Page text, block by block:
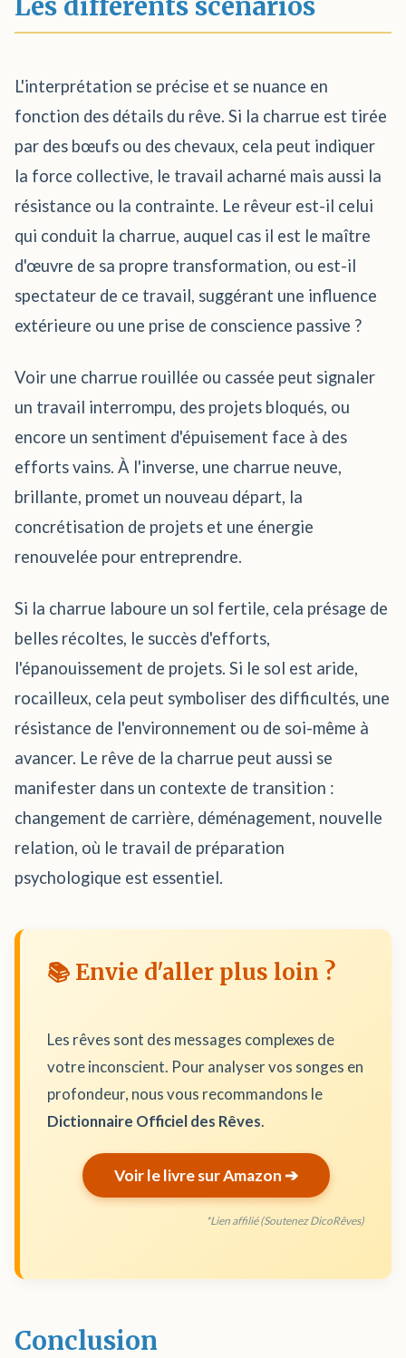
L'interprétation se précise et se nuance en
fonction des détails du rêve. Si la charrue est tirée
par des bœufs ou des chevaux, cela peut indiquer
la force collective, le travail acharné mais aussi la
résistance ou la contrainte. Le rêveur est-il celui
qui conduit la charrue, auquel cas il est le maître
d'œuvre de sa propre transformation, ou est-il
spectateur de ce travail, suggérant une influence
extérieure ou une prise de conscience passive ?
Voir une charrue rouillée ou cassée peut signaler
un travail interrompu, des projets bloqués, ou
encore un sentiment d'épuisement face à des
efforts vains. À l'inverse, une charrue neuve,
brillante, promet un nouveau départ, la
concrétisation de projets et une énergie
renouvelée pour entreprendre.
Si la charrue laboure un sol fertile, cela présage de
belles récoltes, le succès d'efforts,
l'épanouissement de projets. Si le sol est aride,
rocailleux, cela peut symboliser des difficultés, une
résistance de l'environnement ou de soi-même à
avancer. Le rêve de la charrue peut aussi se
manifester dans un contexte de transition :
changement de carrière, déménagement, nouvelle
relation, où le travail de préparation
psychologique est essentiel.
📚 Envie d'aller plus loin ?
Les rêves sont des messages complexes de
votre inconscient. Pour analyser vos songes en
profondeur, nous vous recommandons le
Dictionnaire Officiel des Rêves.
Voir le livre sur Amazon ➔
*Lien affilié (Soutenez DicoRêves)
Conclusion